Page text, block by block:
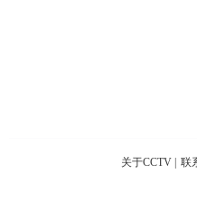
关于CCTV | 联